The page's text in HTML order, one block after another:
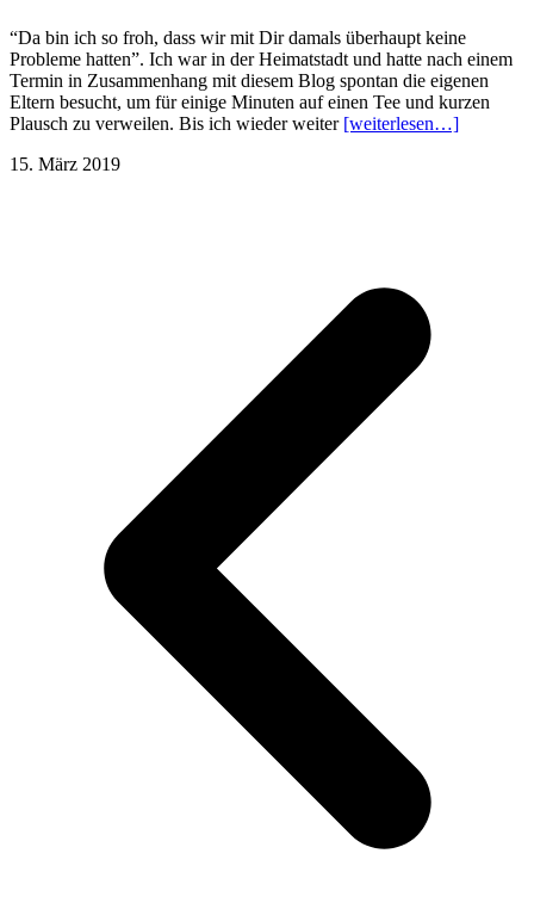
“Da bin ich so froh, dass wir mit Dir damals überhaupt keine
Probleme hatten”. Ich war in der Heimatstadt und hatte nach einem
Termin in Zusammenhang mit diesem Blog spontan die eigenen
Eltern besucht, um für einige Minuten auf einen Tee und kurzen
Plausch zu verweilen. Bis ich wieder weiter [weiterlesen…]
15. März 2019